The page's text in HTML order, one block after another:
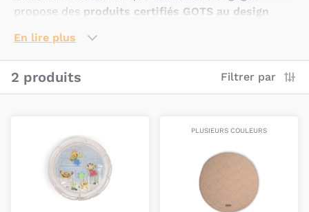
propose des produits certifiés GOTS au design
Pourquoi choisir les produits de
Filibabba ?
un esprit de design intemporel.
Ayant à coeur de promouvoir un
commerce
respectueux de l’environnement
, Filibabba
s’applique à proposer des
produits durables,
En lire plus
2 produits Filtrer par
PLUSIEURS COULEURS